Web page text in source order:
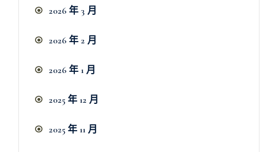
2026 年 3 月
2026 年 2 月
2026 年 1 月
2025 年 12 月
2025 年 11 月